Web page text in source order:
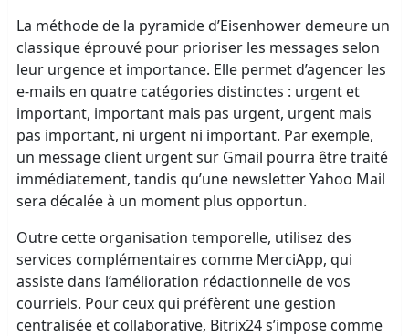
La méthode de la pyramide d’Eisenhower demeure un
classique éprouvé pour prioriser les messages selon
leur urgence et importance. Elle permet d’agencer les
e-mails en quatre catégories distinctes : urgent et
important, important mais pas urgent, urgent mais
pas important, ni urgent ni important. Par exemple,
un message client urgent sur Gmail pourra être traité
immédiatement, tandis qu’une newsletter Yahoo Mail
sera décalée à un moment plus opportun.
Outre cette organisation temporelle, utilisez des
services complémentaires comme MerciApp, qui
assiste dans l’amélioration rédactionnelle de vos
courriels. Pour ceux qui préfèrent une gestion
centralisée et collaborative, Bitrix24 s’impose comme